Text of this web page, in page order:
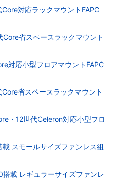
対応ラックマウントFAPC
省スペースラックマウント
対応小型フロアマウントFAPC
省スペースラックマウント
・12世代Celeron対応小型フロ
スモールサイズファンレス組
載 レギュラーサイズファンレ